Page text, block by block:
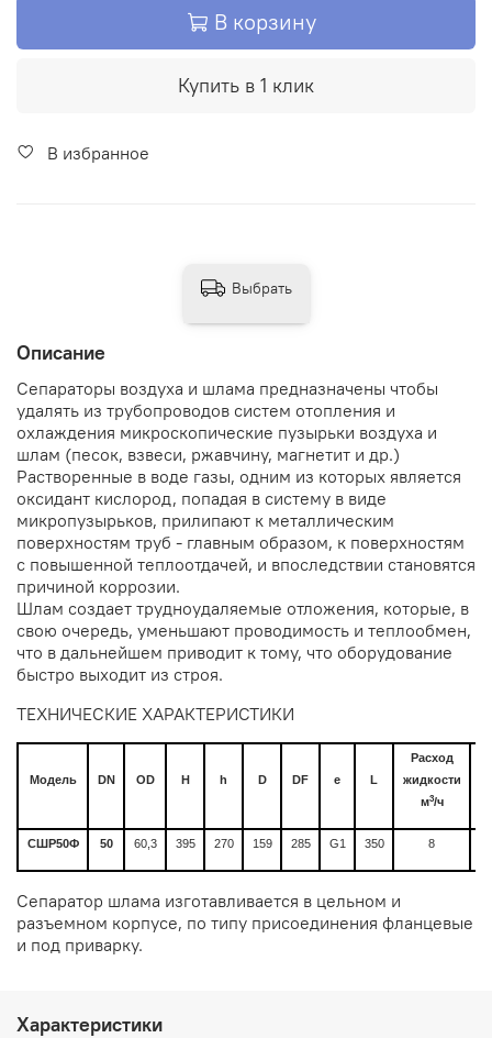
В корзину
Купить в 1 клик
В избранное
Описание
Сепараторы воздуха и шлама предназначены чтобы
удалять из трубопроводов систем отопления и
охлаждения микроскопические пузырьки воздуха и
шлам (песок, взвеси, ржавчину, магнетит и др.)
Растворенные в воде газы, одним из которых является
оксидант кислород, попадая в систему в виде
микропузырьков, прилипают к металлическим
поверхностям труб - главным образом, к поверхностям
с повышенной теплоотдачей, и впоследствии становятся
причиной коррозии.
Шлам создает трудноудаляемые отложения, которые, в
свою очередь, уменьшают проводимость и теплообмен,
что в дальнейшем приводит к тому, что оборудование
быстро выходит из строя.
ТЕХНИЧЕСКИЕ ХАРАКТЕРИСТИКИ
Модель DN OD H h D DF e L
Расход
жидкости
м3/ч
СШР50Ф 50 60,3 395 270 159 285 G1 350 8
Сепаратор шлама изготавливается в цельном и
разъемном корпусе, по типу присоединения фланцевые
и под приварку.
Характеристики
Выбрать